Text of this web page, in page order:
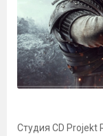
Студия CD Projekt